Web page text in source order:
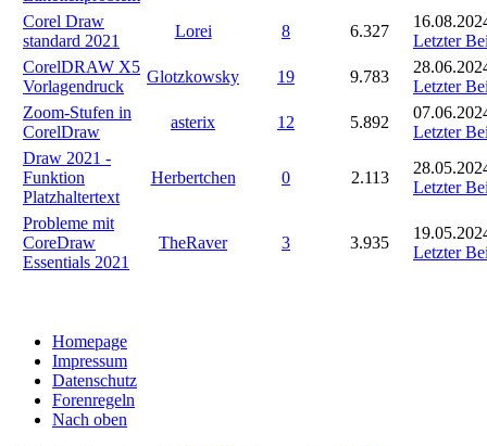
Corel Draw
standard 2021
Lorei 8 6.327
Letzter
CorelDRAW X5
Vorlagendruck
Glotzkowsky 19 9.783
Letzter
Zoom-Stufen in
CorelDraw
asterix 12 5.892
Letzter
Draw 2021 -
Funktion
Platzhaltertext
Herbertchen 0 2.113
Letzter
Probleme mit
CoreDraw
Essentials 2021
TheRaver 3 3.935
Letzter
Homepage
Impressum
Datenschutz
Forenregeln
Nach oben